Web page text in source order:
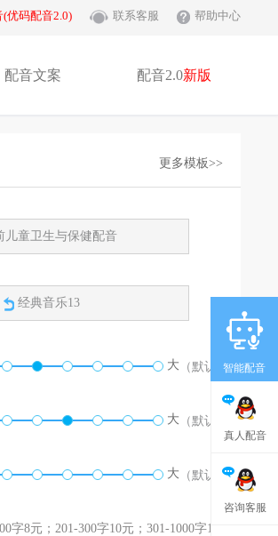
优码配音2.0) 联系客服 帮助中心
配音文案 配音2.0新版
更多模板>>
儿童卫生与保健配音
经典音乐13
大 （默认）
大 （默认）
大 （默认）
字8元；201-300字10元；301-1000字12
智能配音
真人配音
咨询客服